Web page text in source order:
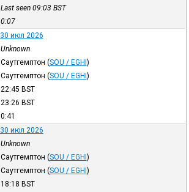
Last seen 09:03 BST
0:07
30 июл 2026
Unknown
Саутгемптон (SOU / EGHI)
Саутгемптон (SOU / EGHI)
22:45 BST
23:26 BST
0:41
30 июл 2026
Unknown
Саутгемптон (SOU / EGHI)
Саутгемптон (SOU / EGHI)
18:18 BST